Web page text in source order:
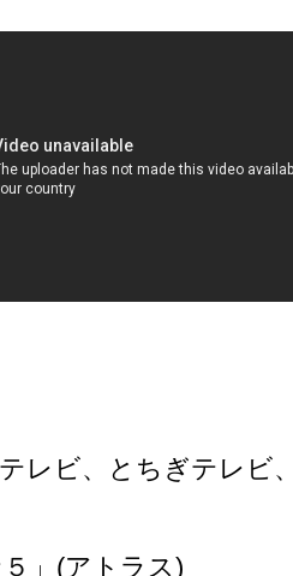
レビ、とちぎテレビ
」(アトラス)